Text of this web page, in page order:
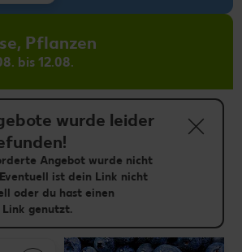
Pflanzen
bis 12.08.
wurde leider
Angebot wurde nicht
ist dein Link nicht
oder du hast einen
genutzt.